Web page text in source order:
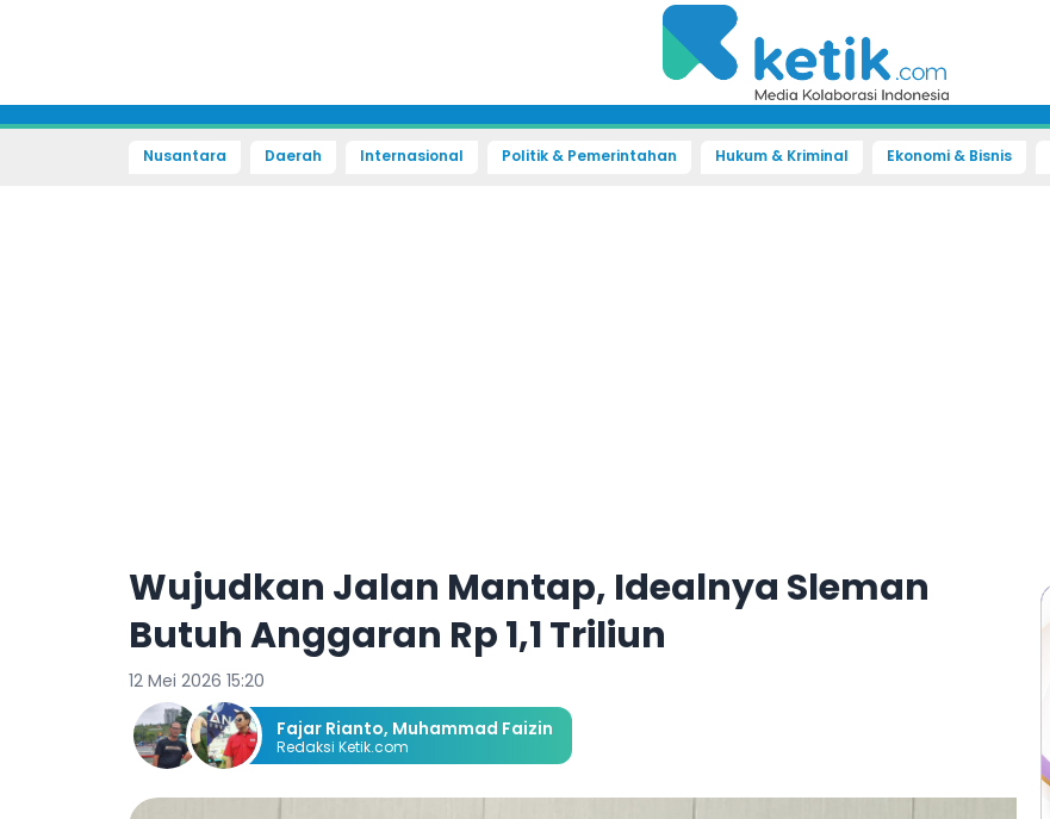
Nusantara Daerah Internasional Politik & Pemerintahan Hukum & Kriminal Ekonomi & Bisnis
Wujudkan Jalan Mantap, Idealnya Sleman
Butuh Anggaran Rp 1,1 Triliun
12 Mei 2026 15:20
Fajar Rianto, Muhammad Faizin
Redaksi Ketik.com